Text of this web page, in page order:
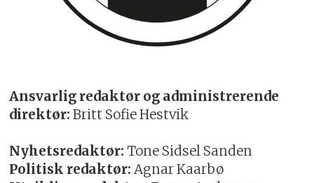
Ansvarlig redaktør og administrerende
direktør: Britt Sofie Hestvik
Nyhetsredaktør: Tone Sidsel Sanden
Politisk redaktør: Agnar Kaarbø